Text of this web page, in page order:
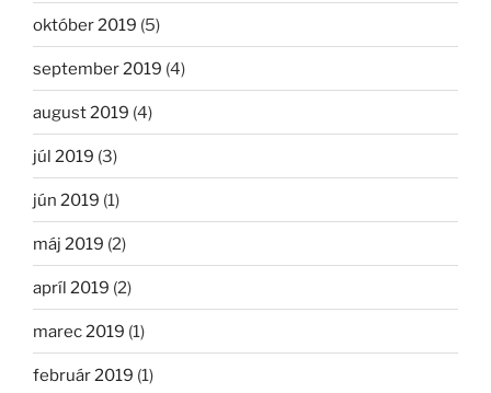
október 2019 (5)
september 2019 (4)
august 2019 (4)
júl 2019 (3)
jún 2019 (1)
máj 2019 (2)
apríl 2019 (2)
marec 2019 (1)
február 2019 (1)